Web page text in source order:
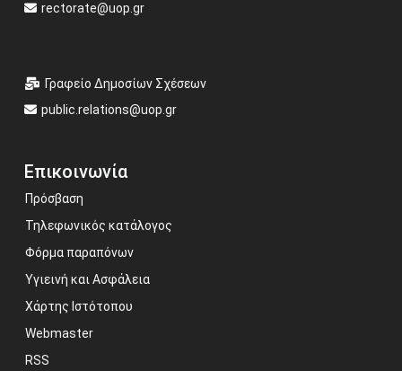
rectorate@uop.gr
Γραφείο Δημοσίων Σχέσεων
public.relations@uop.gr
Επικοινωνία
Πρόσβαση
Τηλεφωνικός κατάλογος
Φόρμα παραπόνων
Υγιεινή και Ασφάλεια
Χάρτης Ιστότοπου
Webmaster
RSS